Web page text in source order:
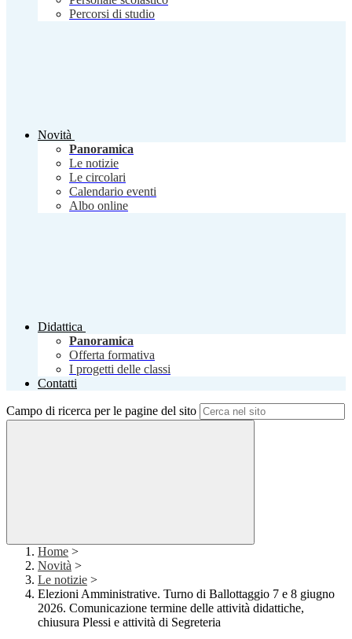
Percorsi di studio
Novità
Panoramica
Le notizie
Le circolari
Calendario eventi
Albo online
Didattica
Panoramica
Offerta formativa
I progetti delle classi
Contatti
Campo di ricerca per le pagine del sito
Home >
Novità >
Le notizie >
Elezioni Amministrative. Turno di Ballottaggio 7 e 8 giugno
2026. Comunicazione termine delle attività didattiche,
chiusura Plessi e attività di Segreteria